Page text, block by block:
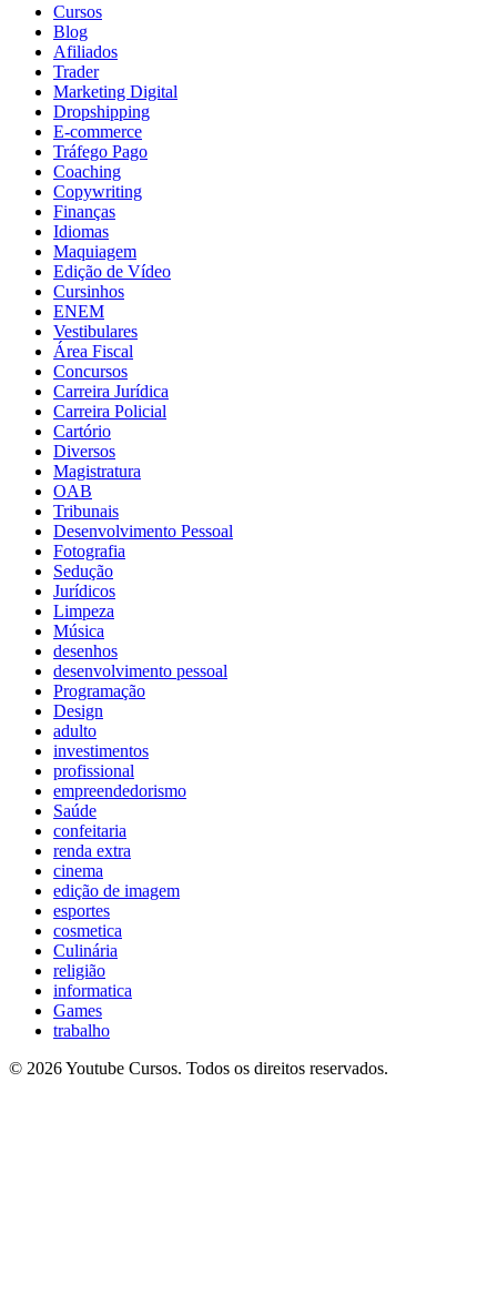
Cursos
Blog
Afiliados
Trader
Marketing Digital
Dropshipping
E-commerce
Tráfego Pago
Coaching
Copywriting
Finanças
Idiomas
Maquiagem
Edição de Vídeo
Cursinhos
ENEM
Vestibulares
Área Fiscal
Concursos
Carreira Jurídica
Carreira Policial
Cartório
Diversos
Magistratura
OAB
Tribunais
Desenvolvimento Pessoal
Fotografia
Sedução
Jurídicos
Limpeza
Música
desenhos
desenvolvimento pessoal
Programação
Design
adulto
investimentos
profissional
empreendedorismo
Saúde
confeitaria
renda extra
cinema
edição de imagem
esportes
cosmetica
Culinária
religião
informatica
Games
trabalho
© 2026 Youtube Cursos. Todos os direitos reservados.